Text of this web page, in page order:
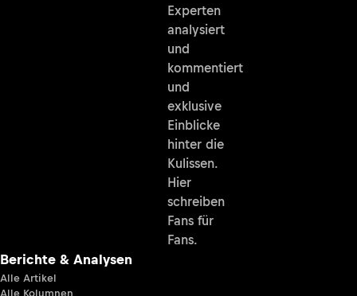
Experten
analysiert
und
kommentiert
und
exklusive
Einblicke
hinter die
Kulissen.
Hier
schreiben
Fans für
Fans.
Berichte & Analysen
Alle Artikel
Alle Kolumnen